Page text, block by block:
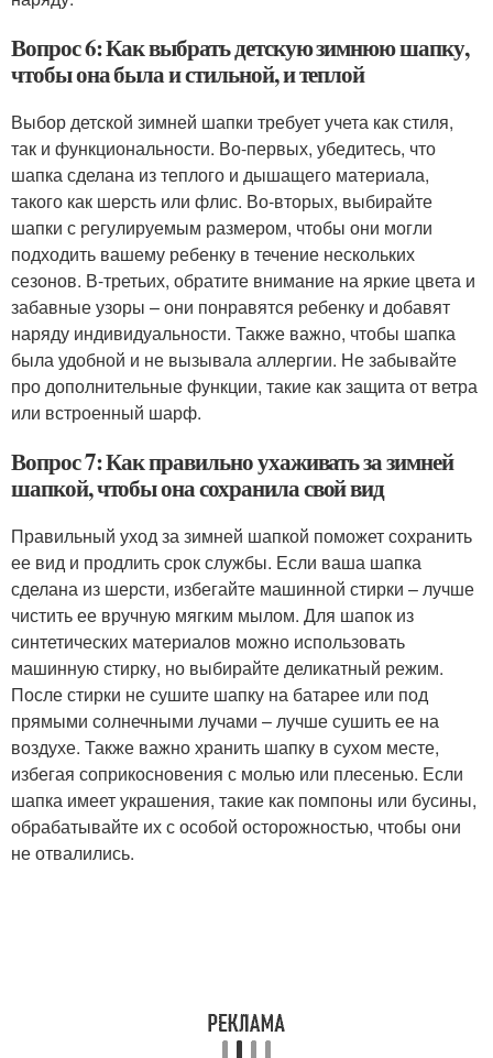
Вопрос 6: Как выбрать детскую зимнюю шапку,
чтобы она была и стильной, и теплой
Выбор детской зимней шапки требует учета как стиля,
так и функциональности. Во-первых, убедитесь, что
шапка сделана из теплого и дышащего материала,
такого как шерсть или флис. Во-вторых, выбирайте
шапки с регулируемым размером, чтобы они могли
подходить вашему ребенку в течение нескольких
сезонов. В-третьих, обратите внимание на яркие цвета и
забавные узоры – они понравятся ребенку и добавят
наряду индивидуальности. Также важно, чтобы шапка
была удобной и не вызывала аллергии. Не забывайте
про дополнительные функции, такие как защита от ветра
или встроенный шарф.
Вопрос 7: Как правильно ухаживать за зимней
шапкой, чтобы она сохранила свой вид
Правильный уход за зимней шапкой поможет сохранить
ее вид и продлить срок службы. Если ваша шапка
сделана из шерсти, избегайте машинной стирки – лучше
чистить ее вручную мягким мылом. Для шапок из
синтетических материалов можно использовать
машинную стирку, но выбирайте деликатный режим.
После стирки не сушите шапку на батарее или под
прямыми солнечными лучами – лучше сушить ее на
воздухе. Также важно хранить шапку в сухом месте,
избегая соприкосновения с молью или плесенью. Если
шапка имеет украшения, такие как помпоны или бусины,
обрабатывайте их с особой осторожностью, чтобы они
не отвалились.